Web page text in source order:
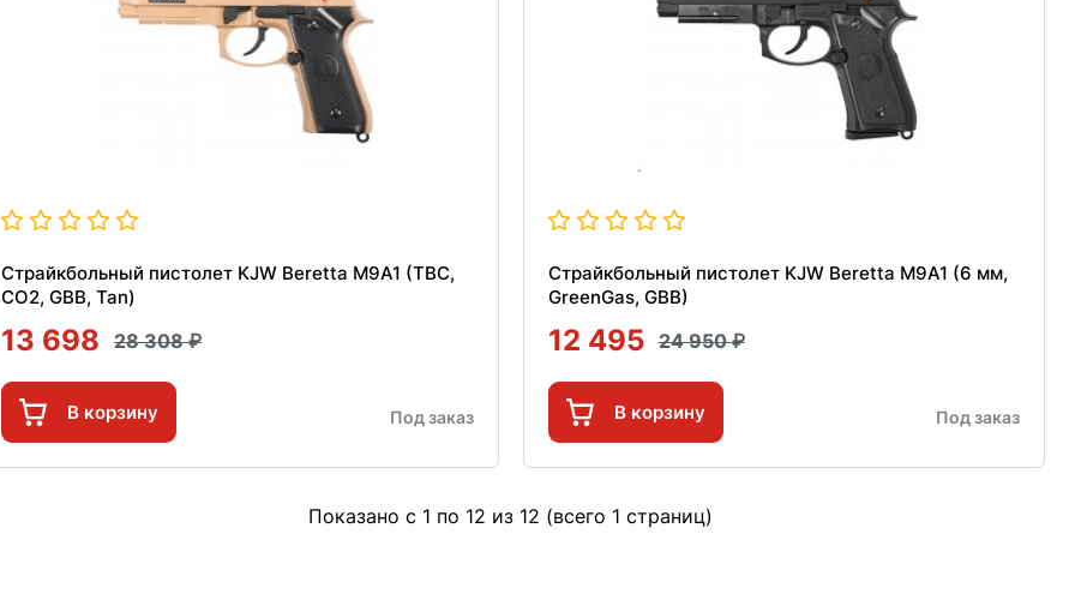
Страйкбольный пистолет KJW Beretta M9A1 (TBC,
CO2, GBB, Tan)
13 698 28 308
В корзину Под заказ
Страйкбольный пистолет KJW Beretta M9A1 (6 мм,
GreenGas, GBB)
12 495 24 950
В корзину Под заказ
Показано с 1 по 12 из 12 (всего 1 страниц)